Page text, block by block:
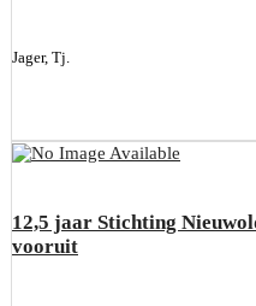
Jager, Tj.
12,5 jaar Stichting
vooruit